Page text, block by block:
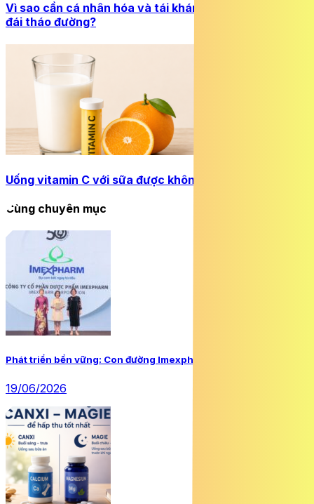
Vì sao cần cá nhân hóa và tái khám định kỳ khi điều trị
đái tháo đường?
Uống vitamin C với sữa được không?
Cùng chuyên mục
Phát triển bền vững: Con đường Imexpharm đã chọn
19/06/2026